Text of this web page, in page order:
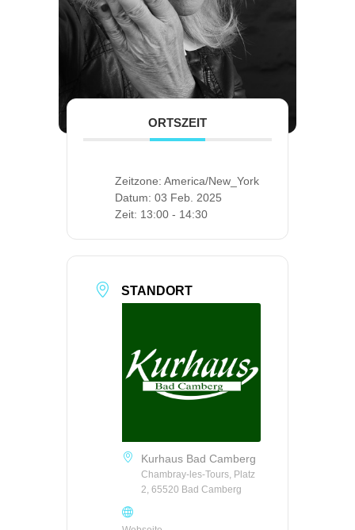
ORTSZEIT
Zeitzone: America/New_York
Datum: 03 Feb. 2025
Zeit: 13:00 - 14:30
STANDORT
Kurhaus Bad Camberg
Chambray-les-Tours, Platz
2, 65520 Bad Camberg